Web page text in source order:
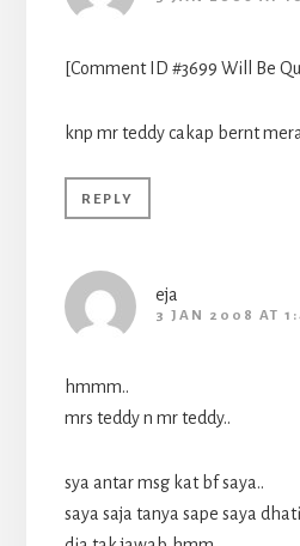
[Comment ID #3699 Will Be
knp mr teddy cakap bernt
REPLY
eja
3 JAN 2008 AT
hmmm..
mrs teddy n mr teddy..
sya antar msg kat bf saya..
saya saja tanya sape saya